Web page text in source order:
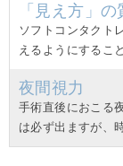
「見え方」の
ソフトコンタクト
えるようにするこ
夜間視力
手術直後におこる
は必ず出ますが、